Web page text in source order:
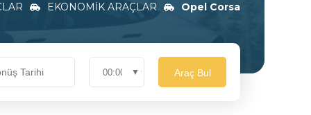
EKONOMİK ARAÇLAR Opel Corsa
Araç Bul